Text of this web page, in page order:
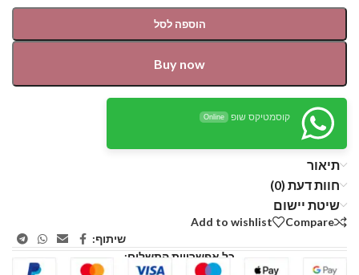
הוספה לסל
Buy now
קוסמטיקס שופ Online
תיאור
חוות דעת (0)
שיטת יישום
Compare
Add to wishlist
שיתוף:
כל אפשרויות התשלום: